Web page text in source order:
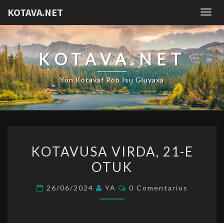
KOTAVA.NET
KOTAVA.NET
Yon Kotavaf Rob Isu Gluyaxa
VIRDA,
21-
OTUK
KOTAVUSA VIRDA, 21-E
OTUK
26/06/2024 YA Comentarios
0 Comentarios